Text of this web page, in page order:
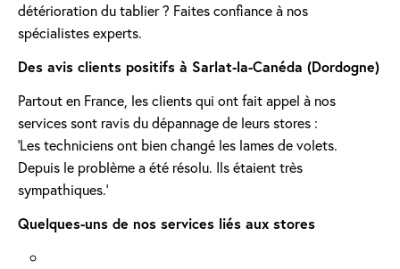
détérioration du tablier ? Faites confiance à nos
spécialistes experts.
Des avis clients positifs à Sarlat-la-Canéda (Dordogne)
Partout en France, les clients qui ont fait appel à nos
services sont ravis du dépannage de leurs stores :
'Les techniciens ont bien changé les lames de volets.
Depuis le problème a été résolu. Ils étaient très
sympathiques.'
Quelques-uns de nos services liés aux stores